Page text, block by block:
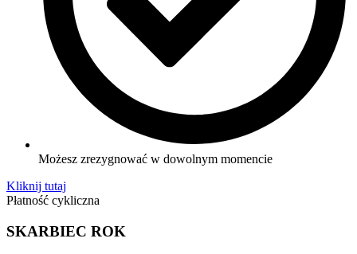
Możesz zrezygnować w dowolnym momencie
Kliknij tutaj
Płatność cykliczna
SKARBIEC ROK